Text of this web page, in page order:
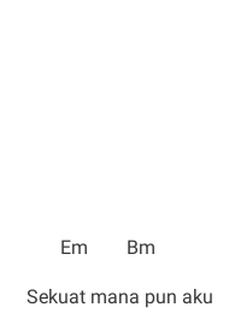
Em Bm
Sekuat mana pun aku